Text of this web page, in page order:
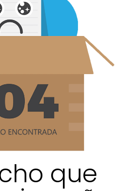
que